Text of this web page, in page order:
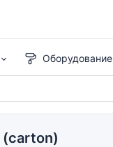
Оборудование
(carton)